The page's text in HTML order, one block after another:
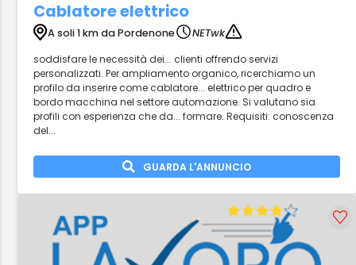
Cablatore elettrico
A soli 1 km da Pordenone
NETwk
soddisfare le necessità dei... clienti offrendo servizi
personalizzati. Per ampliamento organico, ricerchiamo un
profilo da inserire come cablatore... elettrico per quadro e
bordo macchina nel settore automazione. Si valutano sia
profili con esperienza che da... formare. Requisiti: conoscenza
del...
GUARDA L'ANNUNCIO